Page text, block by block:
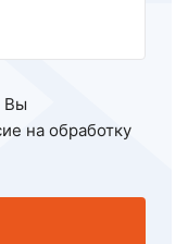
Вы
на обработку